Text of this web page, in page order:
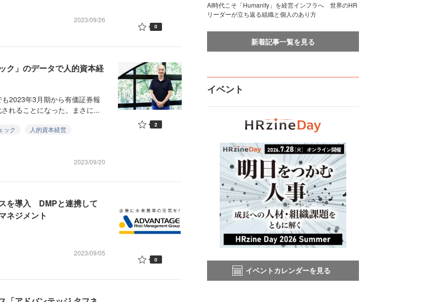
2023/09/26
0
ク」のデータで人的資本経
2023年3月期から有価証券報
れることになった。まさに...
ック
人的資本経営
2023/09/20
2
を導入 DMPと連携して
ネジメント
2023/09/05
0
AI時代こそ「Humanity」を経営インフラへ 世界のHR
リーダーが立ち返る組織と個人のあり方
新着記事一覧を見る
イベント
イベントカレンダーを見る